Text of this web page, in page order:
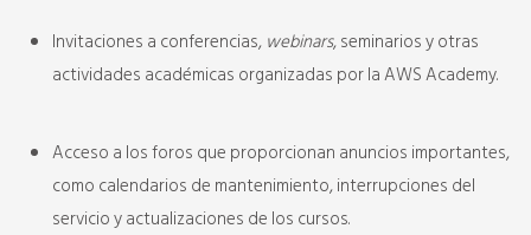
Invitaciones a conferencias, webinars, seminarios y otras
actividades académicas organizadas por la AWS Academy.
Acceso a los foros que proporcionan anuncios importantes,
como calendarios de mantenimiento, interrupciones del
servicio y actualizaciones de los cursos.